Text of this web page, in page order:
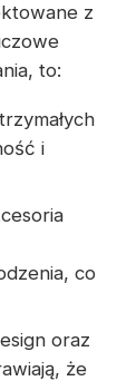
z
to:
i
co
oraz
że